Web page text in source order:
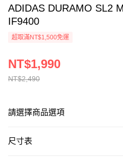
ADIDAS DURAMO SL2
IF9400
超取滿NT$1,500免運
NT$2,490
NT$1,990
請選擇商品選項
尺寸表